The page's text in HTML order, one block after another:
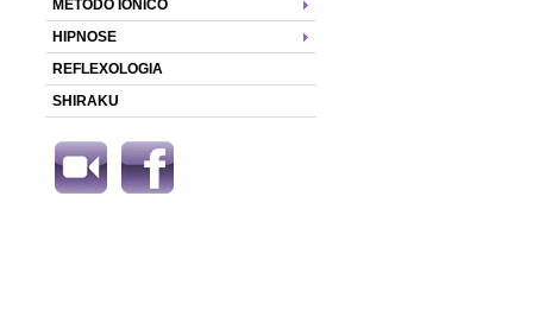
MÉTODO IÓNICO
HIPNOSE
REFLEXOLOGIA
SHIRAKU